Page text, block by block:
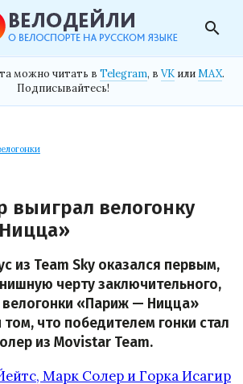
search
можно читать в Telegram, в VK илиMAX.
Подписывайтесь!
выиграл велогонку
из Team Sky оказался первым,
черту заключительного,
велогонки «Париж — Ницца»
что победителем гонки стал
из Movistar Team.